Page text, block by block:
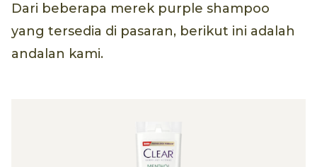
Dari beberapa merek purple shampoo
yang tersedia di pasaran, berikut ini adalah
andalan kami.